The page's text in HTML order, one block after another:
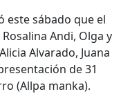
este sábado que el
Andi, Olga y
Alvarado, Juana
de 31
(Allpa manka).